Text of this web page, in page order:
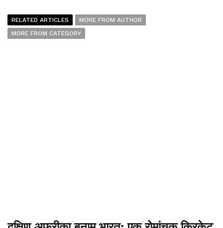
RELATED ARTICLES
MORE FROM AUTHOR
MORE FROM CATEGORY